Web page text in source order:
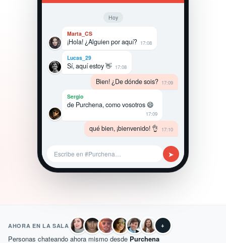
Hoy
Marta_CS
¡Hola! ¿Alguien por aquí? 17:08
Lucas_29
Sí, aquí estoy 👋 17:08
Bien! ¿De dónde sois? 17:09
Sergio
de Purchena, como vosotros 😄
17:09
qué bien, ¡bienvenido! 👌 17:10
Escribe en #Purchena… ➤
AHORA EN LA SALA +
Personas chateando ahora mismo desde Purchena